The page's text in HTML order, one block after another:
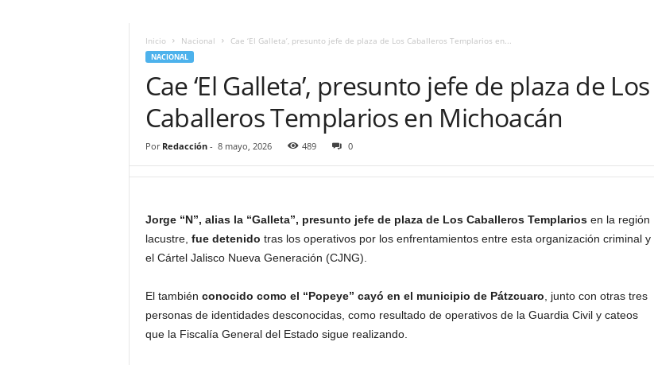
Inicio Nacional Cae ‘El Galleta’, presunto jefe de plaza de Los Caballeros Templarios en...
NACIONAL
Cae ‘El Galleta’, presunto jefe de plaza de Los
Caballeros Templarios en Michoacán
Por Redacción- 8 mayo, 2026 489 0
Jorge “N”, alias la “Galleta”, presunto jefe de plaza de Los Caballeros Templarios en la región
lacustre, fue detenido tras los operativos por los enfrentamientos entre esta organización criminal y
el Cártel Jalisco Nueva Generación (CJNG).
El también conocido como el “Popeye” cayó en el municipio de Pátzcuaro , junto con otras tres
personas de identidades desconocidas, como resultado de operativos de la Guardia Civil y cateos
que la Fiscalía General del Estado sigue realizando.